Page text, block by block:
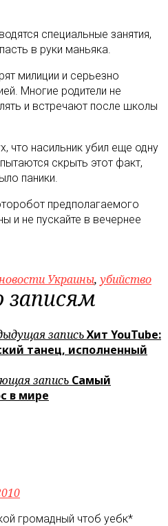
специальные занятия,
в руки маньяка.
милиции и серьезно
Многие родители не
и встречают после школы
что насильник убил еще одну
скрыть этот факт,
паники.
предполагаемого
и не пускайте в вечернее
Украины, убийство
записям
записьХит YouTube:
танец, исполненный
запись Самый
в мире
громадный чтоб уебк*